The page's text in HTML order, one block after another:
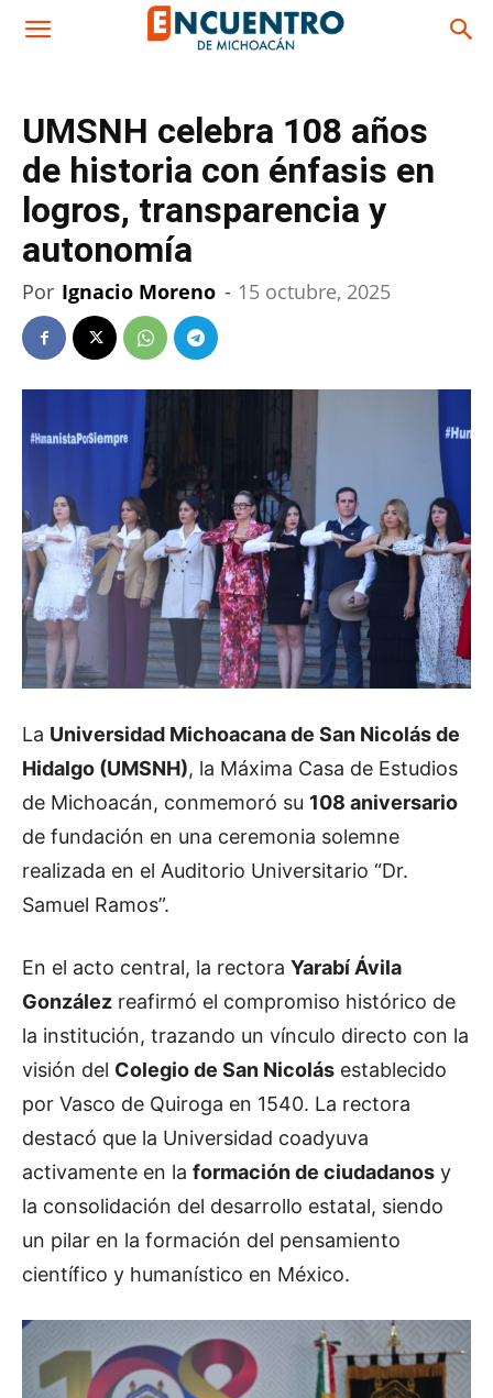
UMSNH celebra 108 años
de historia con énfasis en
logros, transparencia y
autonomía
Por Ignacio Moreno - 15 octubre, 2025
La Universidad Michoacana de San Nicolás de
Hidalgo (UMSNH), la Máxima Casa de Estudios
de Michoacán, conmemoró su 108 aniversario
de fundación en una ceremonia solemne
realizada en el Auditorio Universitario “Dr.
Samuel Ramos”.
En el acto central, la rectora Yarabí Ávila
González reafirmó el compromiso histórico de
la institución, trazando un vínculo directo con la
visión del Colegio de San Nicolás establecido
por Vasco de Quiroga en 1540. La rectora
destacó que la Universidad coadyuva
activamente en la formación de ciudadanos y
la consolidación del desarrollo estatal, siendo
un pilar en la formación del pensamiento
científico y humanístico en México.